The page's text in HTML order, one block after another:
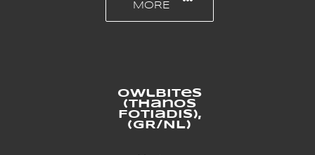
MORE
Owlbites
(Thanos
Fotiadis),
(GR/NL)